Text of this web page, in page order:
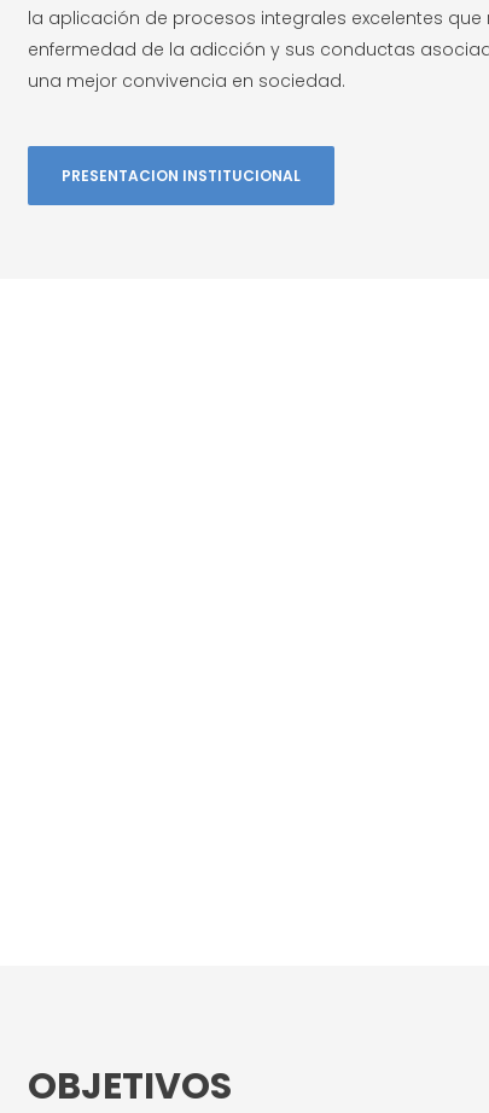
la aplicación de procesos integrales excelentes que
enfermedad de la adicción y sus conductas
una mejor convivencia en sociedad.
PRESENTACION INSTITUCIONAL
OBJETIVOS